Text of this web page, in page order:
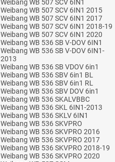
Weibang WB 507 SCV 6IN1
Weibang WB 507 SCV 6IN1 2015
Weibang WB 507 SCV 6IN1 2017
Weibang WB 507 SCV 6IN1 2018-19
Weibang WB 507 SCV 6IN1 2020
Weibang WB 536 SB V-DOV 6IN1
Weibang WB 536 SB V-DOV 6IN1-
2013
Weibang WB 536 SB VDOV 6in1
Weibang WB 536 SBV 6in1 BL
Weibang WB 536 SBV 6in1 RL
Weibang WB 536 SBV DOV 6in1
Weibang WB 536 SKALVBBC
Weibang WB 536 SKL 6IN1-2013
Weibang WB 536 SKLV 6IN1
Weibang WB 536 SKVPRO
Weibang WB 536 SKVPRO 2016
Weibang WB 536 SKVPRO 2017
Weibang WB 536 SKVPRO 2018-19
Weibang WB 536 SKVPRO 2020